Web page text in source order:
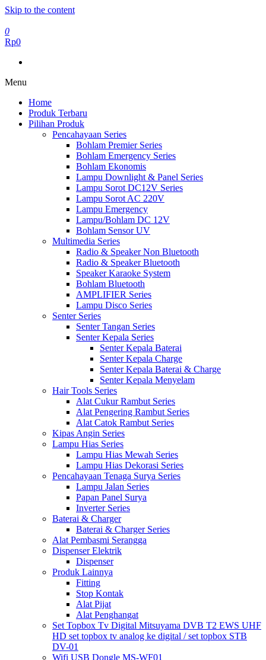
Skip to the content
0
Rp0
Menu
Home
Produk Terbaru
Pilihan Produk
Pencahayaan Series
Bohlam Premier Series
Bohlam Emergency Series
Bohlam Ekonomis
Lampu Downlight & Panel Series
Lampu Sorot DC12V Series
Lampu Sorot AC 220V
Lampu Emergency
Lampu/Bohlam DC 12V
Bohlam Sensor UV
Multimedia Series
Radio & Speaker Non Bluetooth
Radio & Speaker Bluetooth
Speaker Karaoke System
Bohlam Bluetooth
AMPLIFIER Series
Lampu Disco Series
Senter Series
Senter Tangan Series
Senter Kepala Series
Senter Kepala Baterai
Senter Kepala Charge
Senter Kepala Baterai & Charge
Senter Kepala Menyelam
Hair Tools Series
Alat Cukur Rambut Series
Alat Pengering Rambut Series
Alat Catok Rambut Series
Kipas Angin Series
Lampu Hias Series
Lampu Hias Mewah Series
Lampu Hias Dekorasi Series
Pencahayaan Tenaga Surya Series
Lampu Jalan Series
Papan Panel Surya
Inverter Series
Baterai & Charger
Baterai & Charger Series
Alat Pembasmi Serangga
Dispenser Elektrik
Dispenser
Produk Lainnya
Fitting
Stop Kontak
Alat Pijat
Alat Penghangat
Set Topbox Tv Digital Mitsuyama DVB T2 EWS UHF
HD set topbox tv analog ke digital / set topbox STB
DV-01
Wifi USB Dongle MS-WF01